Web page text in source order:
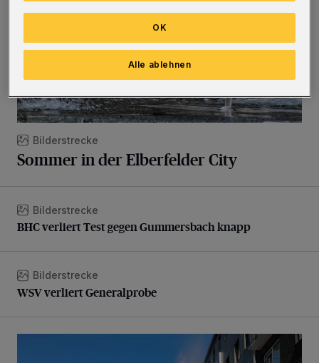
Bilderstrecke
Sommer in der Elberfelder City
BHC verliert Test gegen Gummersbach knapp
Bilderstrecke
BHC verliert Test gegen Gummersbach knapp
WSV verliert Generalprobe
Bilderstrecke
WSV verliert Generalprobe
Alle ablehnen
OK